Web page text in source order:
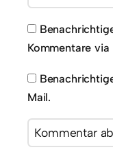
Kommentare via
Mail.